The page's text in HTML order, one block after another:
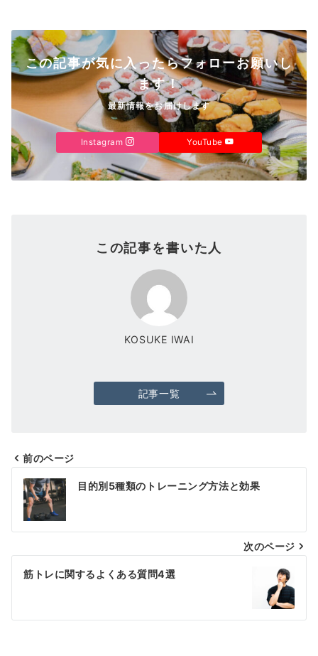
この記事が気に入ったらフォローお願いし
ます！
最新情報をお届けします
Instagram YouTube
この記事を書いた人
KOSUKE IWAI
記事一覧
投
稿
ナ
ビ
ゲ
シ
前のページ
目的別5種類のトレーニング方法と効果
次のページ
筋トレに関するよくある質問4選